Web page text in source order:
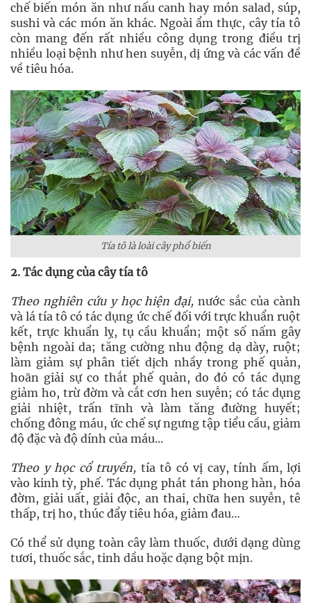
chế biến món ăn như nấu canh hay món salad, súp,
sushi và các món ăn khác. Ngoài ẩm thực, cây tía tô
còn mang đến rất nhiều công dụng trong điều trị
nhiều loại bệnh như hen suyễn, dị ứng và các vấn đề
về tiêu hóa.
Tía tô là loài cây phổ biến
2. Tác dụng của cây tía tô
Theo nghiên cứu y học hiện đại, nước sắc của cành
và lá tía tô có tác dụng ức chế đối với trực khuẩn ruột
kết, trực khuẩn lỵ, tụ cầu khuẩn; một số nấm gây
bệnh ngoài da; tăng cường nhu động dạ dày, ruột;
làm giảm sự phân tiết dịch nhầy trong phế quản,
hoãn giải sự co thắt phế quản, do đó có tác dụng
giảm ho, trừ đờm và cắt cơn hen suyễn; có tác dụng
giải nhiệt, trấn tĩnh và làm tăng đường huyết;
chống đông máu, ức chế sự ngưng tập tiểu cầu, giảm
độ đặc và độ dính của máu...
Theo y học cổ truyền, tía tô có vị cay, tính ấm, lợi
vào kinh tỳ, phế. Tác dụng phát tán phong hàn, hóa
đờm, giải uất, giải độc, an thai, chữa hen suyễn, tê
thấp, trị ho, thúc đẩy tiêu hóa, giảm đau…
Có thể sử dụng toàn cây làm thuốc, dưới dạng dùng
tươi, thuốc sắc, tinh dầu hoặc dạng bột mịn.